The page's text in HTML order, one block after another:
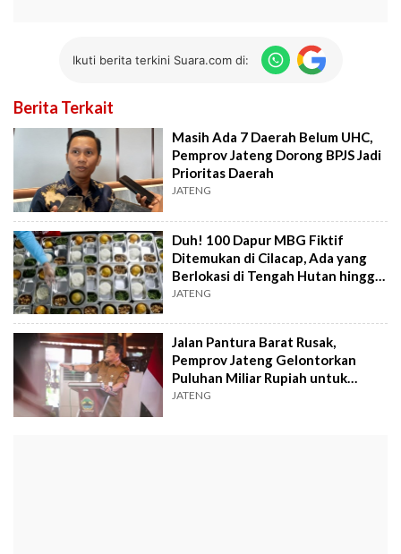
Ikuti berita terkini Suara.com di:
Berita Terkait
Masih Ada 7 Daerah Belum UHC,
Pemprov Jateng Dorong BPJS Jadi
Prioritas Daerah
JATENG
Duh! 100 Dapur MBG Fiktif
Ditemukan di Cilacap, Ada yang
Berlokasi di Tengah Hutan hingga
Makam
JATENG
Jalan Pantura Barat Rusak,
Pemprov Jateng Gelontorkan
Puluhan Miliar Rupiah untuk
Perbaikan
JATENG